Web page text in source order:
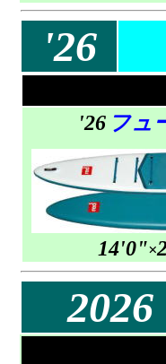
'26
'26 フュ
14'0"×
2026